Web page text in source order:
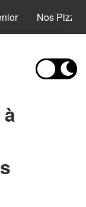
Nos Pizza